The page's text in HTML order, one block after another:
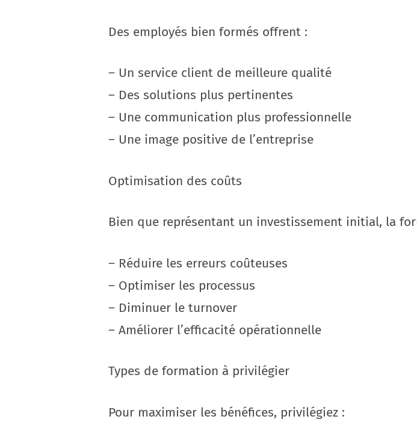
Des employés bien formés offrent :
– Un service client de meilleure qualité
– Des solutions plus pertinentes
– Une communication plus professionnelle
– Une image positive de l’entreprise
Optimisation des coûts
Bien que représentant un investissement initial, la
– Réduire les erreurs coûteuses
– Optimiser les processus
– Diminuer le turnover
– Améliorer l’efficacité opérationnelle
Types de formation à privilégier
Pour maximiser les bénéfices, privilégiez :